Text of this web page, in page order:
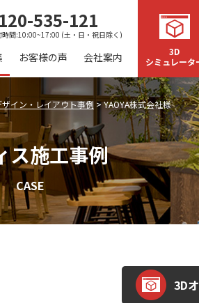
535-121
時間:10:00~17:00 (土・日・祝日除く)
お客様の声 会社案内
3D
シミュレータ
イン・レイアウト事例 >YAOYA株式会社様
ス施工事例
CASE
3D